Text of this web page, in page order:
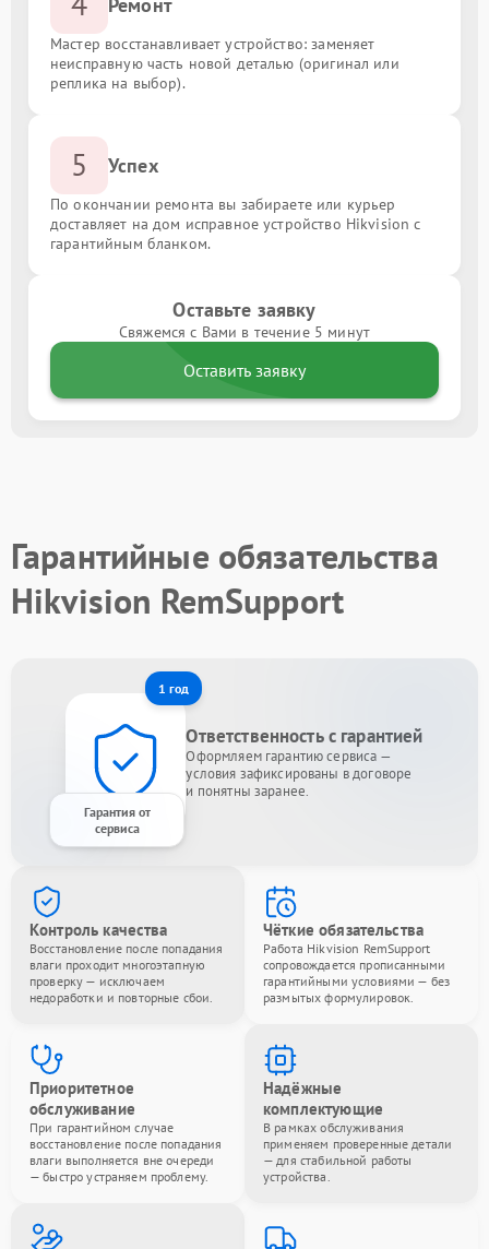
Мастер восстанавливает устройство: заменяет
неисправную часть новой деталью (оригинал или
реплика на выбор).
5 Успех
По окончании ремонта вы забираете или курьер
доставляет на дом исправное устройство Hikvision с
гарантийным бланком.
Оставьте заявку
Свяжемся с Вами в течение 5 минут
Оставить заявку
Гарантийные обязательства
Hikvision RemSupport
1 год
Гарантия от
сервиса
Ответственность с гарантией
Оформляем гарантию сервиса —
условия зафиксированы в договоре
и понятны заранее.
Контроль качества
Восстановление после попадания
влаги проходит многоэтапную
проверку — исключаем
недоработки и повторные сбои.
Чёткие обязательства
Работа Hikvision RemSupport
сопровождается прописанными
гарантийными условиями — без
размытых формулировок.
Приоритетное
обслуживание
При гарантийном случае
восстановление после попадания
влаги выполняется вне очереди
— быстро устраняем проблему.
Надёжные
комплектующие
В рамках обслуживания
применяем проверенные детали
— для стабильной работы
устройства.